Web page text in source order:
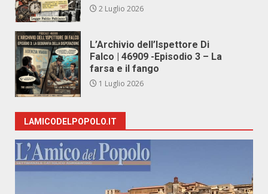
2 Luglio 2026
L’Archivio dell’Ispettore Di
Falco | 46909 -Episodio 3 – La
farsa e il fango
1 Luglio 2026
LAMICODELPOPOLO.IT